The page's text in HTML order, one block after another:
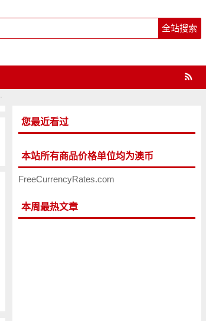
您最近看过
本站所有商品价格单位均为澳币
FreeCurrencyRates.com
本周最热文章